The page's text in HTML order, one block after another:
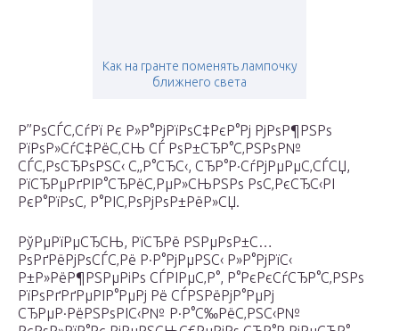
Как на гранте поменять лампочку
ближнего света
Р”РѕСЃС‚СѓРї Рє Р»Р°РјРїРѕС‡РєР°Рј РјРѕР¶РЅРѕ
РїРѕР»СѓС‡РёС‚СЊ СЃ РѕР±СЂР°С‚РЅРѕР№
СЃС‚РѕСЂРѕРЅС‹ С„Р°СЂС‹, СЂР°Р·СѓРјРµРµС‚СЃСЏ,
РїСЂРµРґРІР°СЂРёС‚РµР»СЊРЅРѕ РѕС‚РєСЂС‹РІ
РєР°РїРѕС‚ Р°РІС‚РѕРјРѕР±РёР»СЏ.
РўРµРїРµСЂСЊ, РїСЂРё РЅРµРѕР±С…
РѕРґРёРјРѕСЃС‚Рё Р·Р°РјРµРЅС‹ Р»Р°РјРїС‹
Р±Р»РёР¶РЅРµРіРѕ СЃРІРµС‚Р°, Р°РєРєСѓСЂР°С‚РЅРѕ
РїРѕРґРґРµРІР°РµРј Рё СЃРЅРёРјР°РµРј
СЂРµР·РёРЅРѕРІС‹Р№ Р·Р°С‰РёС‚РЅС‹Р№